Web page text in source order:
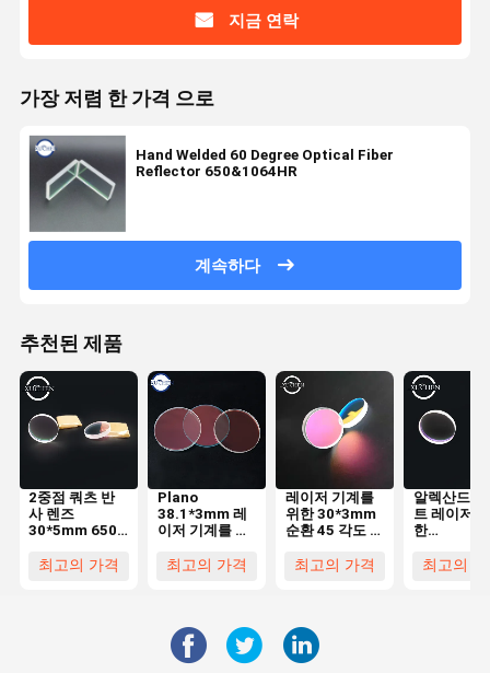
지금 연락
가장 저렴 한 가격 으로
Hand Welded 60 Degree Optical Fiber
Reflector 650&1064HR
계속하다
추천된 제품
2중점 쿼츠 반
사 렌즈
30*5mm 650
최고의 가격
Plano
38.1*3mm 레
이저 기계를 위
사려깊은 렌즈
최고의 가격
레이저 기계를
위한 30*3mm
순환 45 각도 거
1064nmHR
최고의 가격
알렉산드라
트 레이저를
한
순환 45 급
최고의